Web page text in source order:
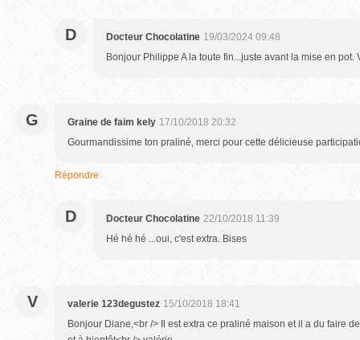
D Docteur Chocolatine 19/03/2024 09:48
Bonjour Philippe A la toute fin...juste avant la mise en pot.
G Graine de faim kely 17/10/2018 20:32
Gourmandissime ton praliné, merci pour cette délicieuse
Répondre
D Docteur Chocolatine 22/10/2018 11:39
Hé hé hé ...oui, c'est extra. Bises
V valerie 123degustez 15/10/2018 18:41
Bonjour Diane,<br /> Il est extra ce praliné maison et il a du faire